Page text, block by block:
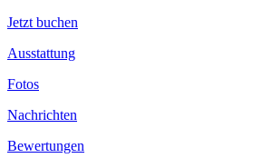
Jetzt buchen
Ausstattung
Fotos
Nachrichten
Bewertungen